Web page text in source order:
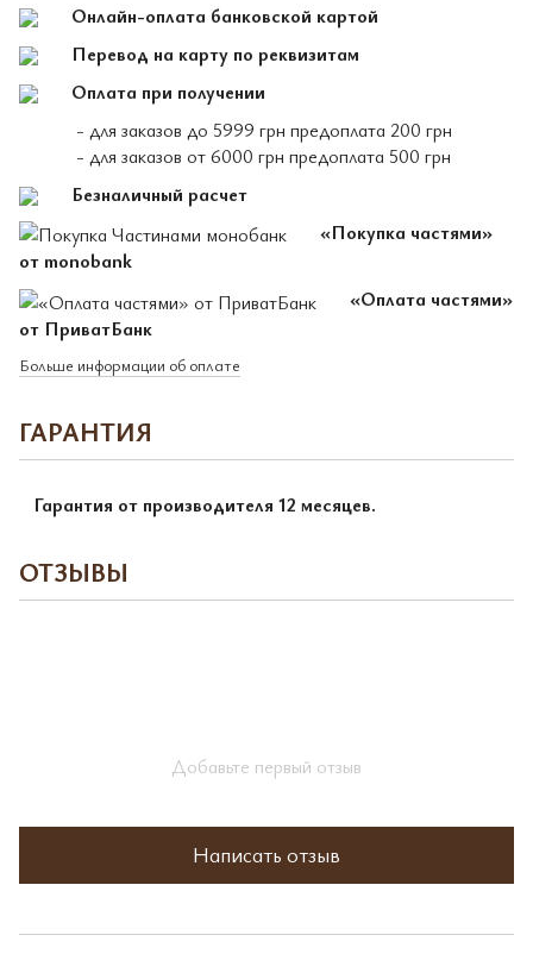
Онлайн-оплата банковской картой
Перевод на карту по реквизитам
Оплата при получении
- для заказов до 5999 грн предоплата 200 грн
- для заказов от 6000 грн предоплата 500 грн
Безналичный расчет
«Покупка частями»
от monobank
«Оплата частями»
от ПриватБанк
Больше информации об оплате
ГАРАНТИЯ
Гарантия от производителя 12 месяцев.
ОТЗЫВЫ
Добавьте первый отзыв
Написать отзыв